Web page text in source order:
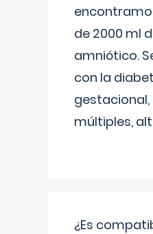
de 2000 ml
amniótico.
con la
múltiples,
¿Es